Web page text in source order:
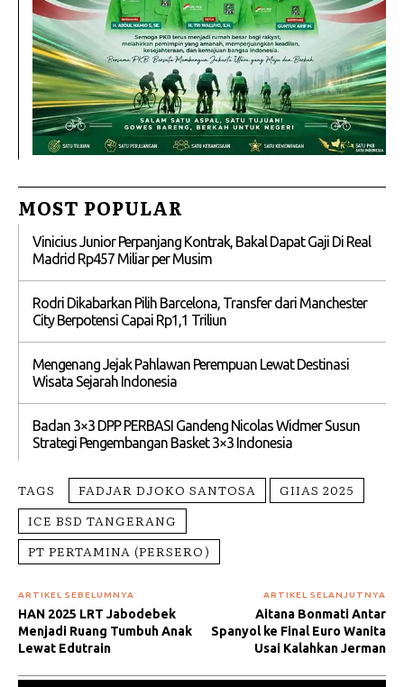
MOST POPULAR
Vinicius Junior Perpanjang Kontrak, Bakal Dapat Gaji Di Real
Madrid Rp457 Miliar per Musim
Rodri Dikabarkan Pilih Barcelona, Transfer dari Manchester
City Berpotensi Capai Rp1,1 Triliun
Mengenang Jejak Pahlawan Perempuan Lewat Destinasi
Wisata Sejarah Indonesia
Badan 3×3 DPP PERBASI Gandeng Nicolas Widmer Susun
Strategi Pengembangan Basket 3×3 Indonesia
TAGS FADJAR DJOKO SANTOSA
GIIAS 2025
ICE BSD TANGERANG
PT PERTAMINA (PERSERO)
ARTIKEL SEBELUMNYA
HAN 2025 LRT Jabodebek
Menjadi Ruang Tumbuh Anak
Lewat Edutrain
ARTIKEL SELANJUTNYA
Aitana Bonmati Antar
Spanyol ke Final Euro Wanita
Usai Kalahkan Jerman